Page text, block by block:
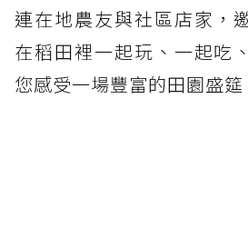
連在地農友與社區店家，
在稻田裡一起玩、一起吃
您感受一場豐富的田園盛筵